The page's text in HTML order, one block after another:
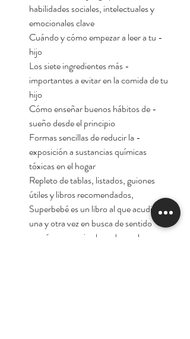
habilidades sociales, intelectuales y
emocionales clave
- Cuándo y cómo empezar a leer a tu
hijo
- Los siete ingredientes más
importantes a evitar en la comida de tu
hijo
- Cómo enseñar buenos hábitos de
sueño desde el principio
- Formas sencillas de reducir la
exposición a sustancias químicas
tóxicas en el hogar
Repleto de tablas, listados, guiones
útiles y libros recomendados,
Superbebé es un libro al que acudirás
una y otra vez en busca de sentido
común y consejos basados en la